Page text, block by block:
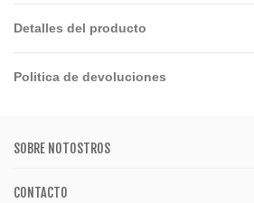
Detalles del producto
Politica de devoluciones
SOBRE NOTOSTROS
CONTACTO